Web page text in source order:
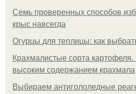
Семь проверенных способов
крыс навсегда
Огурцы для теплицы: как
Крахмалистые сорта
высоким содержанием крахмала
Выбираем антигололедные